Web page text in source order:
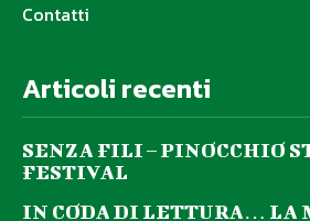
Contatti
Articoli recenti
SENZA FILI – PINOCCHIO
FESTIVAL
IN CODA DI LETTURA… LA